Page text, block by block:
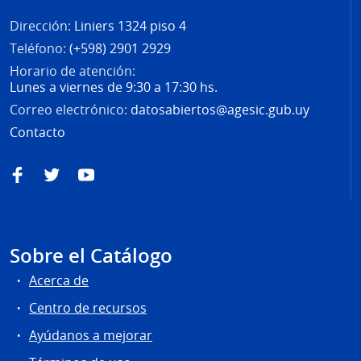
Dirección: Liniers 1324 piso 4
Teléfono: (+598) 2901 2929
Horario de atención:
Lunes a viernes de 9:30 a 17:30 hs.
Correo electrónico: datosabiertos@agesic.gub.uy
Contacto
FacebookTwitterYouTube
Sobre el Catálogo
Acerca de
Centro de recursos
Ayúdanos a mejorar